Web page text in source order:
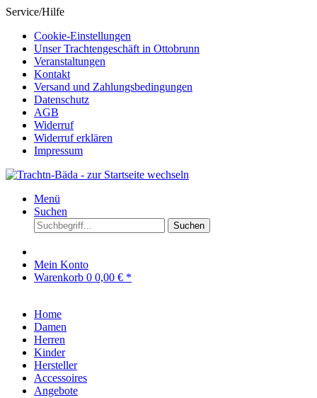
Service/Hilfe
Cookie-Einstellungen
Unser Trachtengeschäft in Ottobrunn
Veranstaltungen
Kontakt
Versand und Zahlungsbedingungen
Datenschutz
AGB
Widerruf
Widerruf erklären
Impressum
Menü
Suchen
Suchen
Mein Konto
Warenkorb 0 0,00 € *
Home
Damen
Herren
Kinder
Hersteller
Accessoires
Angebote